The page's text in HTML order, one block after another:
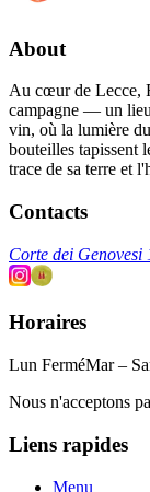
About
Au cœur de Lecce,
campagne — un
vin, où la lumière
bouteilles tapissent
trace de sa terre et
Contacts
Corte dei Genovesi
Horaires
Lun FerméMar –
Nous n'acceptons
Liens rapides
Menu